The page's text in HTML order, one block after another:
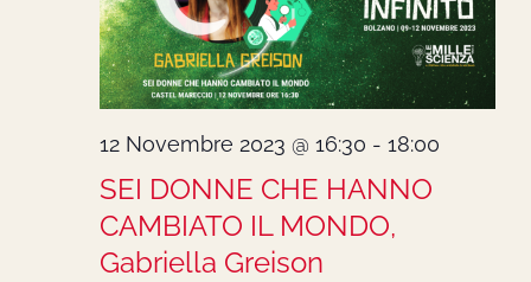
12 Novembre 2023 @ 16:30 - 18:00
SEI DONNE CHE HANNO
CAMBIATO IL MONDO,
Gabriella Greison